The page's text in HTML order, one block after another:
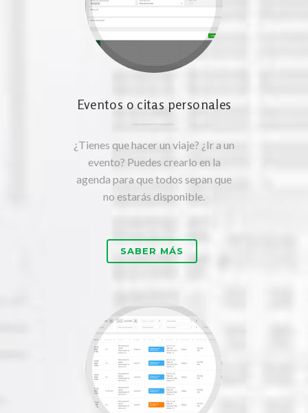
Eventos o citas personales
¿Tienes que hacer un viaje? ¿Ir a un
evento? Puedes crearlo en la
agenda para que todos sepan que
no estarás disponible.
SABER MÁS